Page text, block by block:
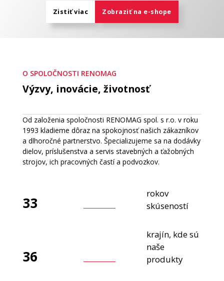
Zistiť viac Zobraziť na e-shope
O SPOLOČNOSTI RENOMAG
Výzvy, inovácie, životnosť
Od založenia spoločnosti RENOMAG spol. s r.o. v roku
1993 kladieme dôraz na spokojnosť našich zákazníkov
a dlhoročné partnerstvo. Špecializujeme sa na dodávky
dielov, príslušenstva a servis stavebných a ťažobných
strojov, ich pracovných častí a podvozkov.
33
rokov
skúseností
36
krajín, kde sú
naše
produkty